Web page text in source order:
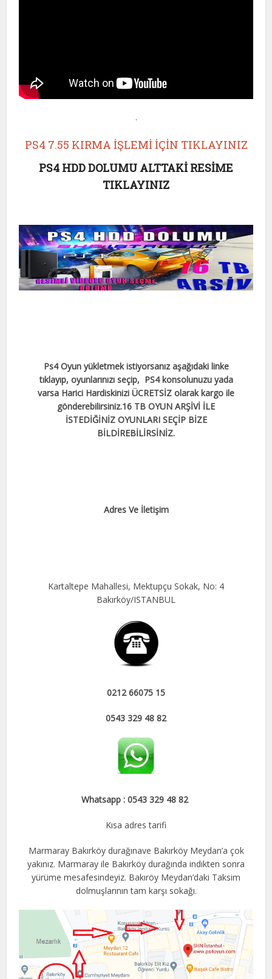
.
PS4 7.55 KIRMA İŞLEMİ İÇİN TIKLAYINIZ
PS4 HDD DOLUMU ALTTAKİ RESİME
TIKLAYINIZ
Ps4 Oyun yükletmek istiyorsanız aşağıdaki linke
tıklayıp, oyunlarınızı seçip, PS4 konsolunuzu yada
varsa Harici Hardiskinizi ÜCRETSİZ olarak kargo ile
gönderebilirsiniz.16 TB OYUN ARŞİVİ İLE
İSTEDİĞİNİZ OYUNLARI SEÇİP BİZE
BİLDİREBİLİRSİNİZ.
Adres Ve İletişim
Kartaltepe Mahallesi, Mektupçu Sokak, No: 4
Bakırköy/ISTANBUL
0212 66075 15
0543 329 48 82
Whatsapp : 0543 329 48 82
Kısa adres tarifi
Marmaray Bakırköy durağınave Bakırköy Meydan’a çok
yakınız. Marmaray ile Bakırköy durağında indikten sonra
yürüme mesafesindeyiz. Bakıröy Meydan’daki Taksim
dolmuşlarının tam karşı sokağı.